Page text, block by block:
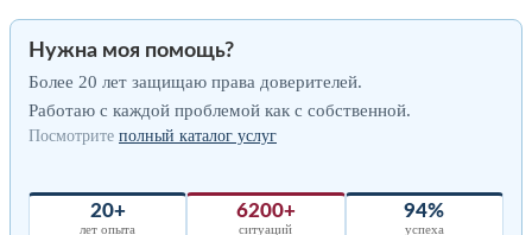
Нужна моя помощь?
Более 20 лет защищаю права доверителей.
Работаю с каждой проблемой как с собственной.
Посмотрите полный каталог услуг
20+
лет опыта
6200+
ситуаций
94%
успеха